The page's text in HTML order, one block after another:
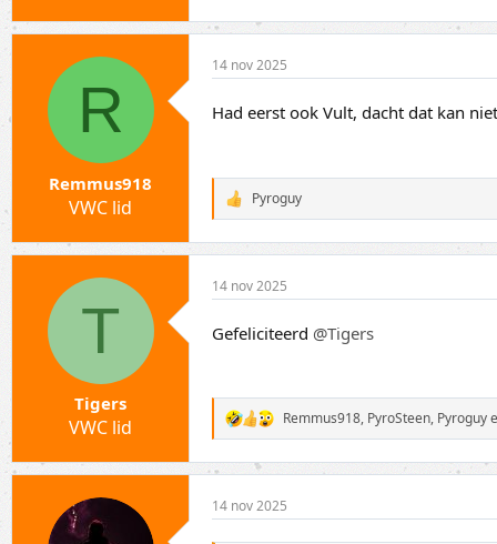
R
Remmus918
VWC lid
14 nov 2025
Had eerst ook Vult, dacht dat kan
W
a
a
r
e
i
n
:
Pyroguy
T
Tigers
VWC lid
14 nov 2025
Gefeliciteerd @Tigers
W
a
a
r
d
e
Remmus918, PyroSteen, Pyroguy
14 nov 2025